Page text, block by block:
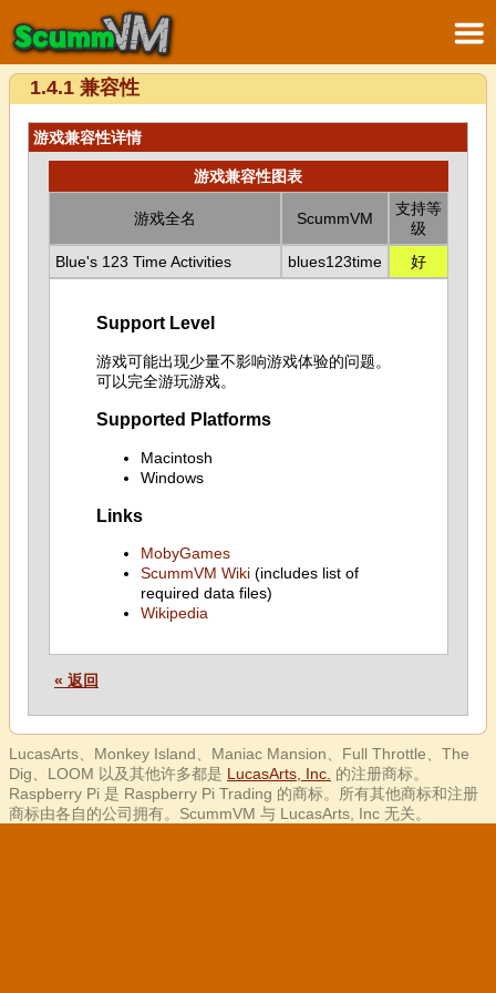
1.4.1 兼容性
游戏兼容性详情
游戏兼容性图表
游戏全名 ScummVM
支持等
级
Blue's 123 Time Activities
blues123time 好
Support Level
游戏可能出现少量不影响游戏体验的问题。
可以完全游玩游戏。
Supported Platforms
Macintosh
Windows
Links
MobyGames
ScummVM Wiki(includes list of
required data files)
Wikipedia
« 返回
LucasArts、Monkey Island、Maniac Mansion、Full Throttle、The
Dig、LOOM 以及其他许多都是 LucasArts, Inc. 的注册商标。
Raspberry Pi 是 Raspberry Pi Trading 的商标。所有其他商标和注册
商标由各自的公司拥有。ScummVM 与 LucasArts, Inc 无关。